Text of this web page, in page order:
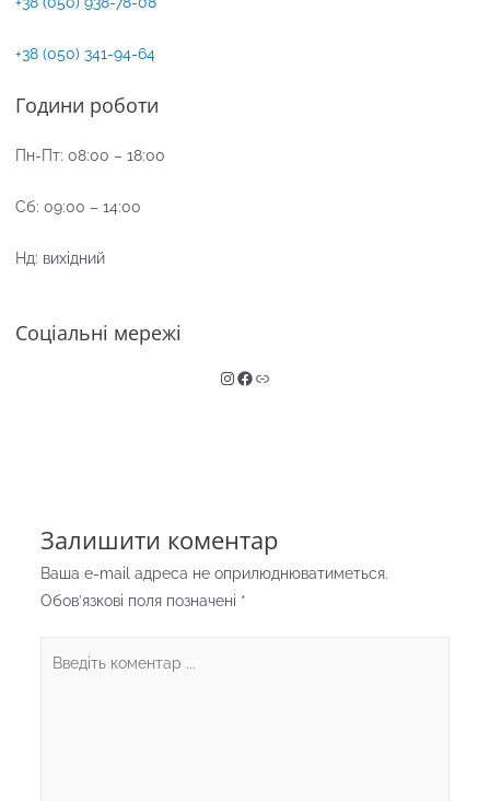
+38 (050) 341-94-64
Години роботи
Пн-Пт: 08:00 – 18:00
Сб: 09:00 – 14:00
Нд: вихідний
Соціальні мережі
InstagramFacebook Link
Залишити коментар
Ваша e-mail адреса не оприлюднюватиметься.
Обов’язкові поля позначені *
коментар